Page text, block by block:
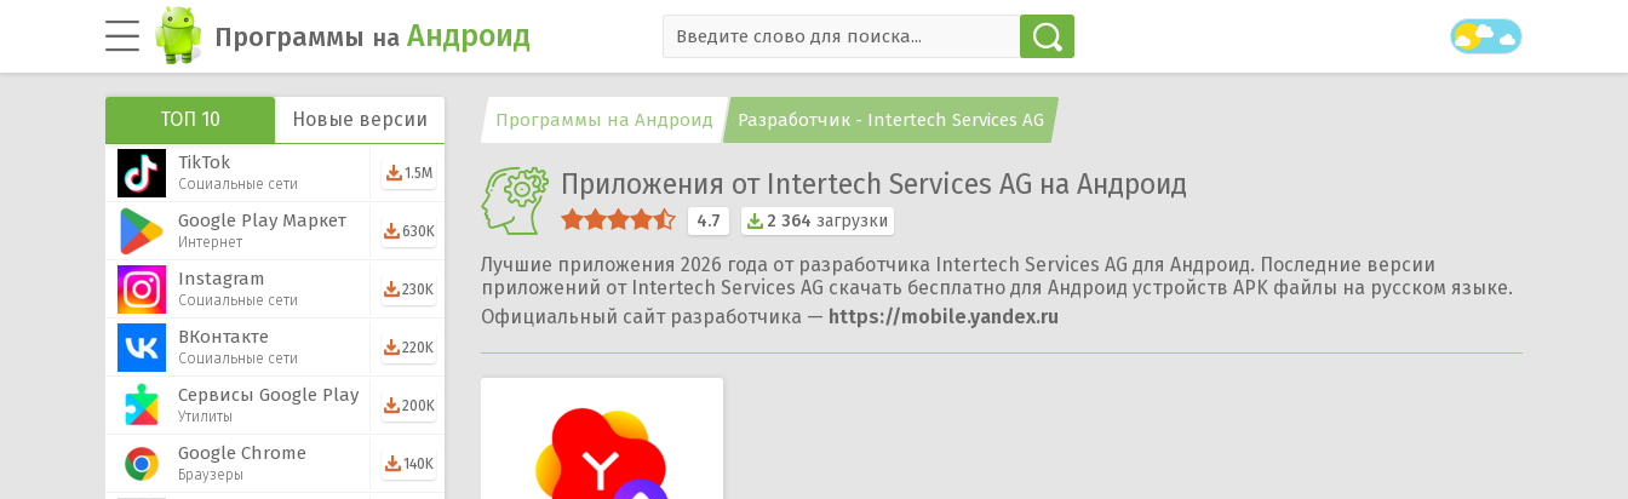
Программы на Андроид
ТОП 10 Новые версии
TikTok
Социальные сети
1.5M
Google Play Маркет
Интернет
630K
Instagram
Социальные сети
230K
ВКонтакте
Социальные сети
220K
Сервисы Google Play
Утилиты
200K
Google Chrome
Браузеры
140K
Программы на Андроид Разработчик - Intertech Services AG
Приложения от Intertech Services AG на Андроид
4.7 2 364 загрузки
Лучшие приложения 2026 года от разработчика Intertech Services AG для Андроид. Последние версии
приложений от Intertech Services AG скачать бесплатно для Андроид устройств APK файлы на русском языке.
Официальный сайт разработчика — https://mobile.yandex.ru